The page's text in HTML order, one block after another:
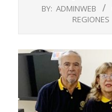
BY: ADMINWEB
REGIONES